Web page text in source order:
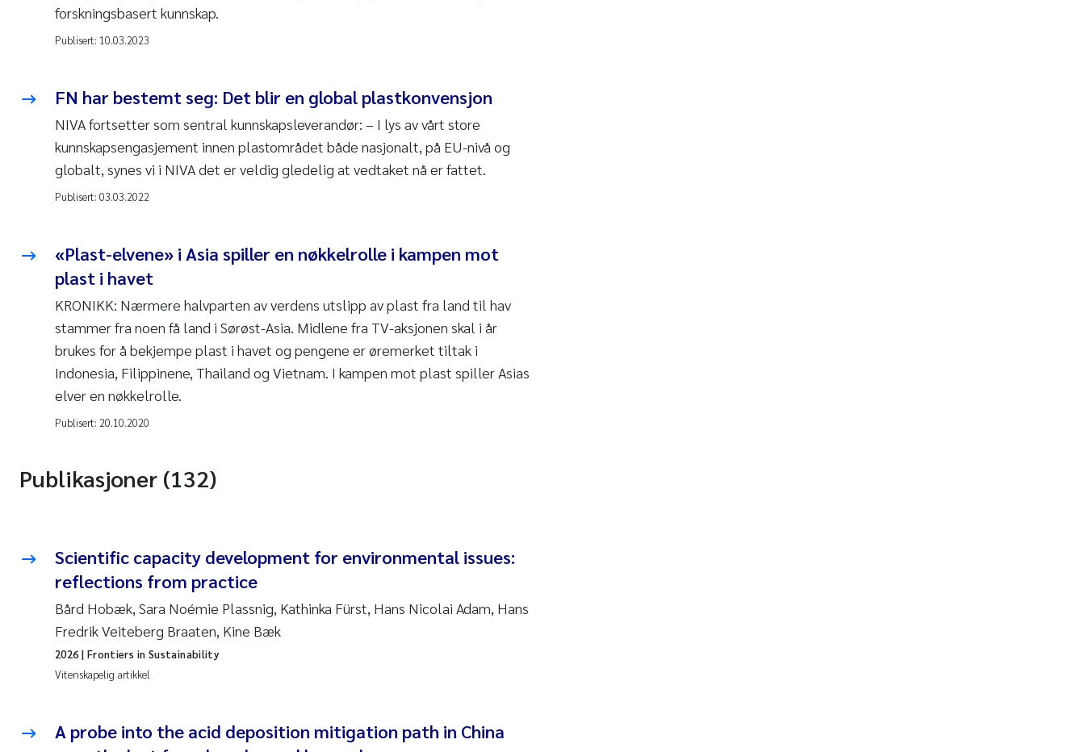
forskningsbasert kunnskap.
Publisert: 10.03.2023
FN har bestemt seg: Det blir en global plastkonvensjon
NIVA fortsetter som sentral kunnskapsleverandør: – I lys av vårt store
kunnskapsengasjement innen plastområdet både nasjonalt, på EU-nivå og
globalt, synes vi i NIVA det er veldig gledelig at vedtaket nå er fattet.
Publisert: 03.03.2022
«Plast-elvene» i Asia spiller en nøkkelrolle i kampen mot
plast i havet
KRONIKK: Nærmere halvparten av verdens utslipp av plast fra land til hav
stammer fra noen få land i Sørøst-Asia. Midlene fra TV-aksjonen skal i år
brukes for å bekjempe plast i havet og pengene er øremerket tiltak i
Indonesia, Filippinene, Thailand og Vietnam. I kampen mot plast spiller Asias
elver en nøkkelrolle.
Publisert: 20.10.2020
Publikasjoner (132)
Scientific capacity development for environmental issues:
reflections from practice
Bård Hobæk, Sara Noémie Plassnig, Kathinka Fürst, Hans Nicolai Adam, Hans
Fredrik Veiteberg Braaten, Kine Bæk
Vitenskapelig artikkel
2026 | Frontiers in Sustainability
A probe into the acid deposition mitigation path in China